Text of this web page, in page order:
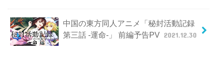
中国の東方同人アニメ「秘封活動記録
第三話 -運命-」 前編予告PV 2021.12.30